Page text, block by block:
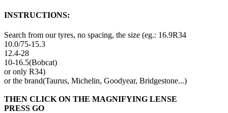
INSTRUCTIONS:
Search from our tyres, no spacing, the size (eg.: 16.9R34
10.0/75-15.3
12.4-28
10-16.5(Bobcat)
or only R34)
or the brand(Taurus, Michelin, Goodyear, Bridgestone...)
THEN CLICK ON THE MAGNIFYING LENSE
PRESS GO